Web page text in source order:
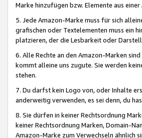
Marke hinzufügen bzw. Elemente aus
5. Jede Amazon-Marke muss für sich
grafischen oder Textelementen muss ein
platzieren, der die Lesbarkeit oder
6. Alle Rechte an den Amazon-Marken
kommt alleine uns zugute. Sie werden
stehen.
7. Du darfst kein Logo von, oder Inhalte
anderweitig verwenden, es sei denn, du
8. Sie dürfen in keiner Rechtsordnung
keiner Rechtsordnung Marken, Domain-
Amazon-Marke zum Verwechseln ähnlich